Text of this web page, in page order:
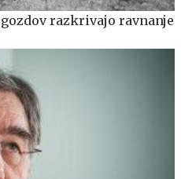
razkrivajo ravnanje